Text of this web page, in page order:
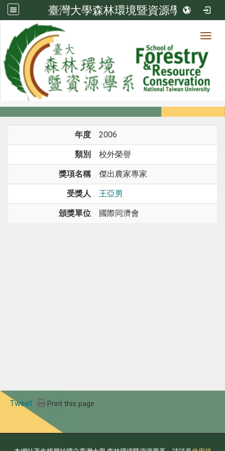
臺灣大學森林環境暨資源學系
系所成員
系所成員
年度 2006
類別 校外榮譽
獎項名稱 傑出農家專家
受獎人 王亞男
頒獎單位 國際同濟會
Tweet Print this page